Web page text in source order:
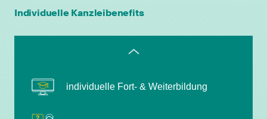
Individuelle Kanzleibenefits
leistungsgerechte Bezahlung
flexible Arbeitszeiten
individuelle Fort- & Weiterbildung